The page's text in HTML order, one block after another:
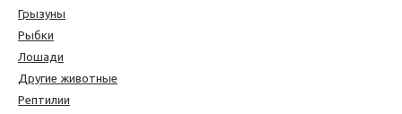
Грызуны
Рыбки
Лошади
Другие животные
Рептилии